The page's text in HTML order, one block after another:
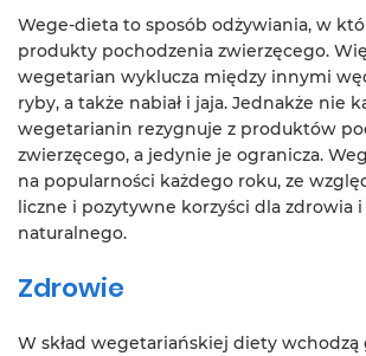
Wege-dieta to sposób odżywiania, w
produkty pochodzenia zwierzęcego.
wegetarian wyklucza między innymi
ryby, a także nabiał i jaja. Jednakże nie
wegetarianin rezygnuje z produktów
zwierzęcego, a jedynie je ogranicza.
na popularności każdego roku, ze
liczne i pozytywne korzyści dla zdrowia
naturalnego.
Zdrowie
W skład wegetariańskiej diety wchodzą